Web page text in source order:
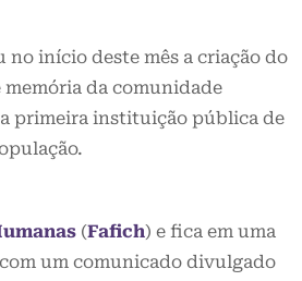
no início deste mês a criação do
da comunidade
a primeira instituição pública de
(Fafich) e fica em uma
um comunicado divulgado